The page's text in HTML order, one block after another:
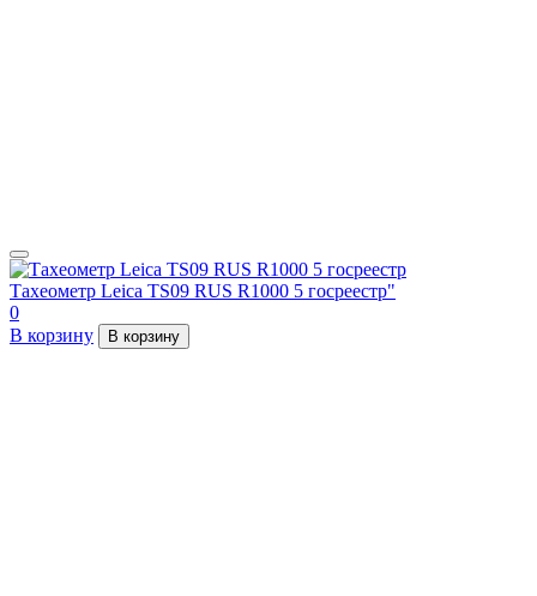
Тахеометр Leica TS09 RUS R1000 5 госреестр"
0
В корзину
В корзину